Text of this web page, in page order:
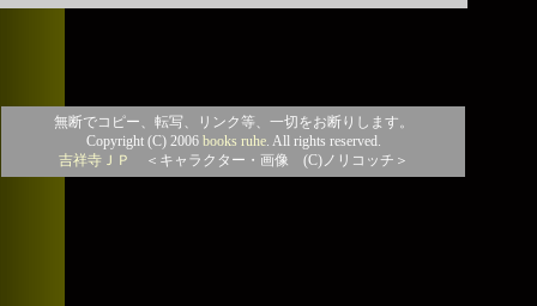
無断でコピー、転写、リンク等、一切をお断りします。
Copyright (C) 2006 books ruhe. All rights reserved.
吉祥寺ＪＰ
＜キャラクター・画像 (C)ノリコッチ＞